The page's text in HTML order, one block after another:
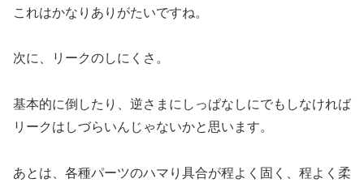
これはかなりありがたいですね。
次に、リークのしにくさ。
基本的に倒したり、逆さまにしっぱなしにでもしなければ
リークはしづらいんじゃないかと思います。
あとは、各種パーツのハマり具合が程よく固く、程よく柔